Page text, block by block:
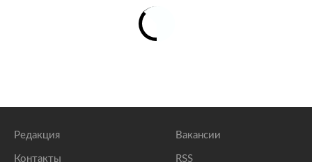
Редакция
Контакты
Вакансии
RSS